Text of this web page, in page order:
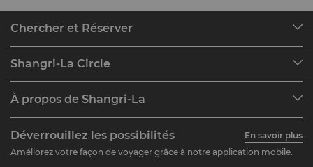
Chercher et Réserver
Rechercher votre réservation
Restaurants et Bars
Shangri-La Circle
Rejoignez Shangri-La Circle
FAQ
À propos de Shangri-La
Nos marques d'hôtels
Centres Shangri-La
Carrières
Citoyennetés du monde
Déverrouillez les possibilités
En savoir plus
Améliorez votre façon de voyager grâce à notre application mobile.